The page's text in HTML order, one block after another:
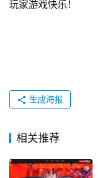
玩家游戏快乐！
生成海报
相关推荐